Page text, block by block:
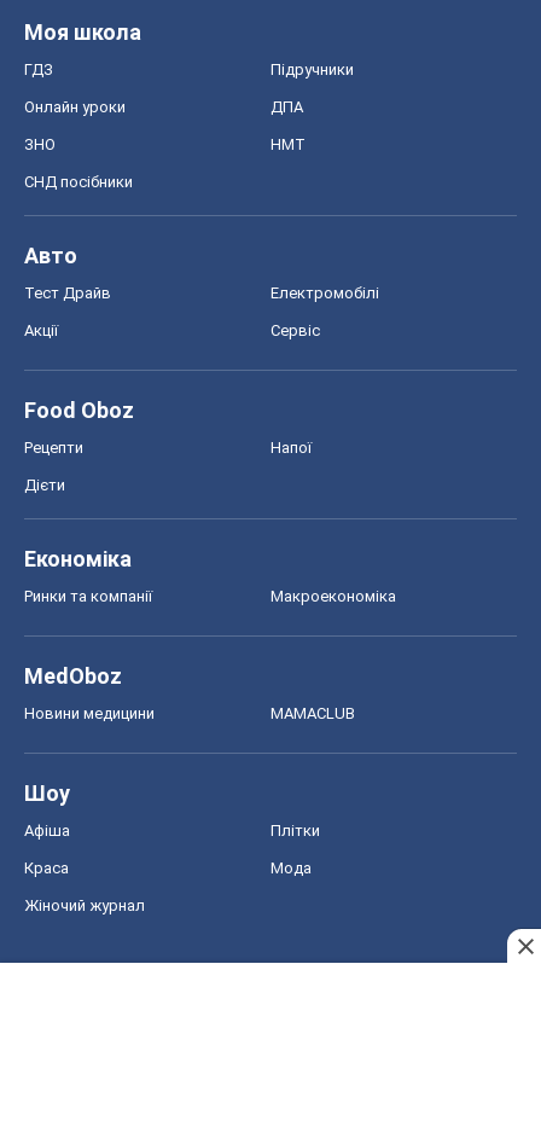
Моя школа
ГДЗ Підручники
Онлайн уроки ДПА
ЗНО НМТ
СНД посібники
Авто
Тест Драйв Електромобілі
Акції Сервіс
Food Oboz
Рецепти Напої
Дієти
Економіка
Ринки та компанії Макроекономіка
MedOboz
Новини медицини MAMACLUB
Шоу
Афіша Плітки
Краса Мода
Жіночий журнал